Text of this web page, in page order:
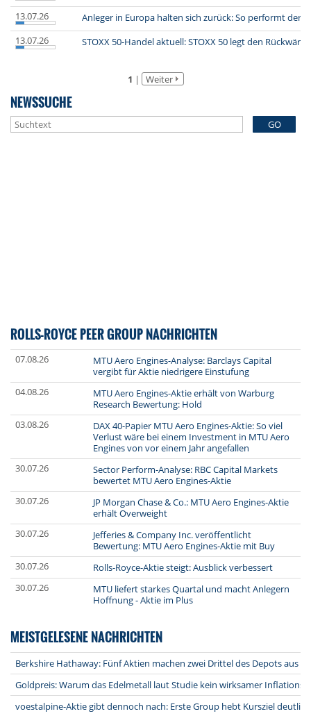
13.07.26
Anleger in Europa halten sich zurück: So performt der
13.07.26
STOXX 50-Handel aktuell: STOXX 50 legt den
1 | Weiter
NEWSSUCHE
GO
ROLLS-ROYCE PEER GROUP NACHRICHTEN
07.08.26
MTU Aero Engines-Analyse: Barclays Capital
vergibt für Aktie niedrigere Einstufung
04.08.26
MTU Aero Engines-Aktie erhält von Warburg
Research Bewertung: Hold
03.08.26
DAX 40-Papier MTU Aero Engines-Aktie: So viel
Verlust wäre bei einem Investment in MTU Aero
Engines von vor einem Jahr angefallen
30.07.26
Sector Perform-Analyse: RBC Capital Markets
bewertet MTU Aero Engines-Aktie
30.07.26
JP Morgan Chase & Co.: MTU Aero Engines-Aktie
erhält Overweight
30.07.26
Jefferies & Company Inc. veröffentlicht
Bewertung: MTU Aero Engines-Aktie mit Buy
30.07.26
Rolls-Royce-Aktie steigt: Ausblick verbessert
30.07.26
MTU liefert starkes Quartal und macht Anlegern
Hoffnung - Aktie im Plus
MEISTGELESENE NACHRICHTEN
Berkshire Hathaway: Fünf Aktien machen zwei Drittel des Depots aus
Goldpreis: Warum das Edelmetall laut Studie kein wirksamer
voestalpine-Aktie gibt dennoch nach: Erste Group hebt Kursziel